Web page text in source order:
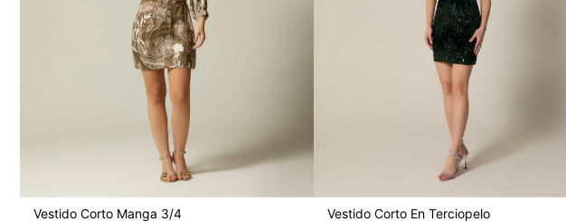
Vestido Corto Manga 3/4 Vestido Corto En Terciopelo